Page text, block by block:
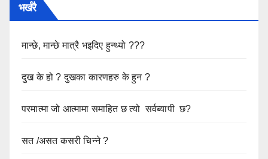
भर्खरै
मान्छे, मान्छे मात्रै भइदिए हुन्थ्यो ???
दुख के हो ? दुखका कारणहरु के हुन ?
परमात्मा जो आत्मामा समाहित छ त्यो सर्वब्यापी छ?
सत /असत कसरी चिन्ने ?